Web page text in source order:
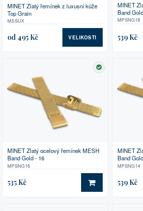
MINET Zlatý řemínek z luxusní kůže
Top Grain
MSSUX
od 495 Kč VELIKOSTI
MINET
Band
MPSNG18
539 Kč
SKLADEM
MINET Zlatý ocelový řemínek MESH
Band Gold - 16
MPSNG16
535 Kč DO KOŠÍKU
MINET
Band
MPSNG14
539 Kč